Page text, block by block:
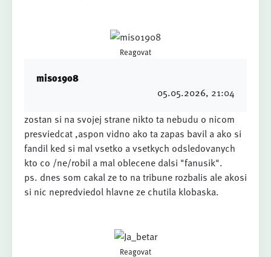
Reagovat
miso1908
05.05.2026, 21:04
zostan si na svojej strane nikto ta nebudu o nicom
presviedcat ,aspon vidno ako ta zapas bavil a ako si
fandil ked si mal vsetko a vsetkych odsledovanych
kto co /ne/robil a mal oblecene dalsi "fanusik".
ps. dnes som cakal ze to na tribune rozbalis ale akosi
si nic nepredviedol hlavne ze chutila klobaska.
Reagovat